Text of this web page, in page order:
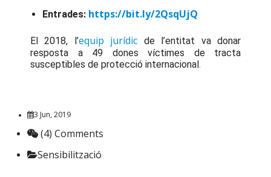
Entrades: https://bit.ly/2QsqUjQ
El 2018, l’equip jurídic de l’entitat va donar
resposta a 49 dones víctimes de tracta
susceptibles de protecció internacional.
3 Jun, 2019
(4) Comments
Sensibilització